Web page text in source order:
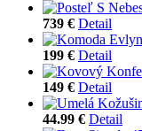
739 € Detail
199 € Detail
149 € Detail
44.99 € Detail